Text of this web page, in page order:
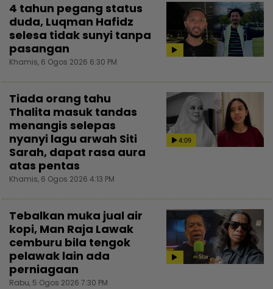
4 tahun pegang status
duda, Luqman Hafidz
selesa tidak sunyi tanpa
pasangan
Khamis, 6 Ogos 2026 6:30 PM
4:09
Tiada orang tahu
Thalita masuk tandas
menangis selepas
nyanyi lagu arwah Siti
Sarah, dapat rasa aura
atas pentas
Khamis, 6 Ogos 2026 4:13 PM
Tebalkan muka jual air
kopi, Man Raja Lawak
cemburu bila tengok
pelawak lain ada
perniagaan
Rabu, 5 Ogos 2026 7:30 PM